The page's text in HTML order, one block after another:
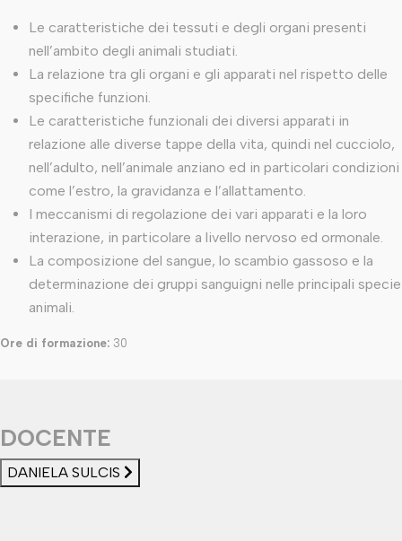
Le caratteristiche dei tessuti e degli organi presenti
nell’ambito degli animali studiati.
La relazione tra gli organi e gli apparati nel rispetto delle
specifiche funzioni.
Le caratteristiche funzionali dei diversi apparati in
relazione alle diverse tappe della vita, quindi nel cucciolo,
nell’adulto, nell’animale anziano ed in particolari condizioni
come l’estro, la gravidanza e l’allattamento.
I meccanismi di regolazione dei vari apparati e la loro
interazione, in particolare a livello nervoso ed ormonale.
La composizione del sangue, lo scambio gassoso e la
determinazione dei gruppi sanguigni nelle principali specie
animali.
Ore di formazione: 30
DOCENTE
DANIELA SULCIS